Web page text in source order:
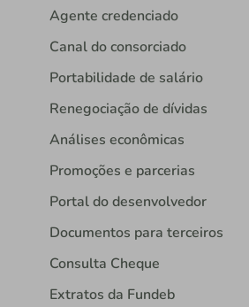
Agente credenciado
Canal do consorciado
Portabilidade de salário
Renegociação de dívidas
Análises econômicas
Promoções e parcerias
Portal do desenvolvedor
Documentos para terceiros
Consulta Cheque
Extratos da Fundeb